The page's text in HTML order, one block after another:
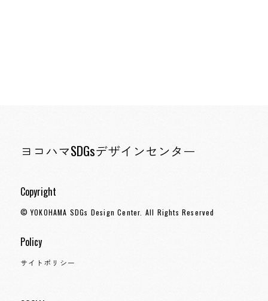
ヨコハマSDGsデザインセンター
Copyright
© YOKOHAMA SDGs Design Center. All Rights Reserved
Policy
サイトポリシー